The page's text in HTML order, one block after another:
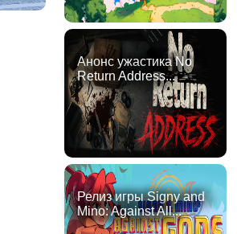
Анонс ужастика No
Return Address...
Релиз игры Signy and
Mino: Against All...